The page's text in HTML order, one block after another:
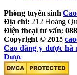
Phòng tuyển sinh
Địa chỉ: 212 Hoàng
Điện thoại tư vấn:
Copyright © 2015
Cao đẳng y dược hà
Dược